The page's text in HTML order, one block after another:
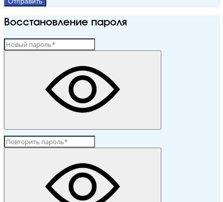
Восстановление пароля